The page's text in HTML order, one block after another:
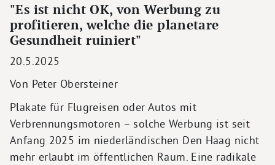
"Es ist nicht OK, von Werbung zu
profitieren, welche die planetare
Gesundheit ruiniert"
20.5.2025
Von Peter Obersteiner
Plakate für Flugreisen oder Autos mit
Verbrennungsmotoren – solche Werbung ist seit
Anfang 2025 im niederländischen Den Haag nicht
mehr erlaubt im öffentlichen Raum. Eine radikale